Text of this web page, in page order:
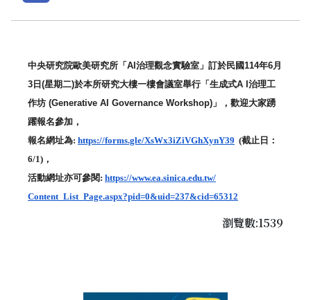
中央研究院歐美研究所 「 AI 治理觀念實驗室」訂於民國114年6月
3 日 (星期二)於本所研究大樓一樓會議室舉行「生成式A I 治理工
作坊 (Generative AI Governance Workshop) 」，歡迎大家踴
躍報名參加，
報名網址為: https://forms.gle/XsWx3iZiVGhXynY39 (截止日：
6/1) ，
活動網址亦可參閱: https://www.ea.sinica.edu.tw/
Content_List_Page.aspx?pid=0&uid=237&cid=65312
瀏覽數:1539